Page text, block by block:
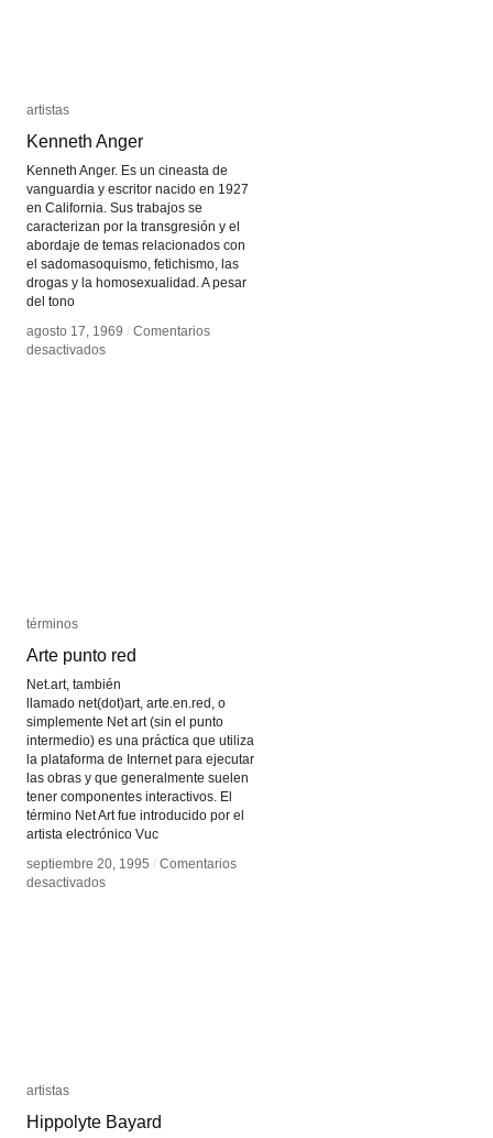
artistas
Kenneth Anger
Kenneth Anger. Es un cineasta de
vanguardia y escritor nacido en 1927
en California. Sus trabajos se
caracterizan por la transgresión y el
abordaje de temas relacionados con
el sadomasoquismo, fetichismo, las
drogas y la homosexualidad. A pesar
del tono
agosto 17, 1969 / Comentarios
desactivadosen
artistas
Kenneth Anger
agosto 17, 1969 / Comentarios
desactivadosen
términos
Arte punto red
Net.art, también
llamado net(dot)art, arte.en.red, o
simplemente Net art (sin el punto
intermedio) es una práctica que utiliza
la plataforma de Internet para ejecutar
las obras y que generalmente suelen
tener componentes interactivos. El
término Net Art fue introducido por el
artista electrónico Vuc
septiembre 20, 1995 / Comentarios
desactivadosen
términos
Arte punto red
septiembre 20, 1995 / Comentarios
desactivadosen
artistas
Hippolyte Bayard
artistas
Hippolyte Bayard